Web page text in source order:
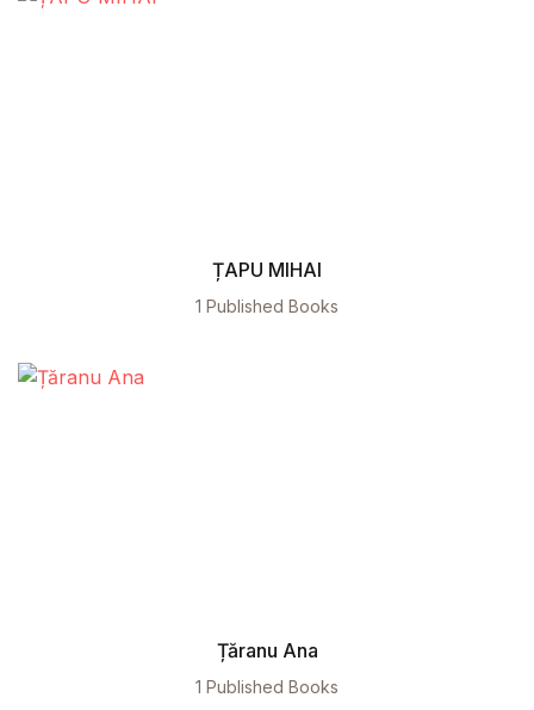
ȚAPU MIHAI
1 Published Books
Țăranu Ana
1 Published Books